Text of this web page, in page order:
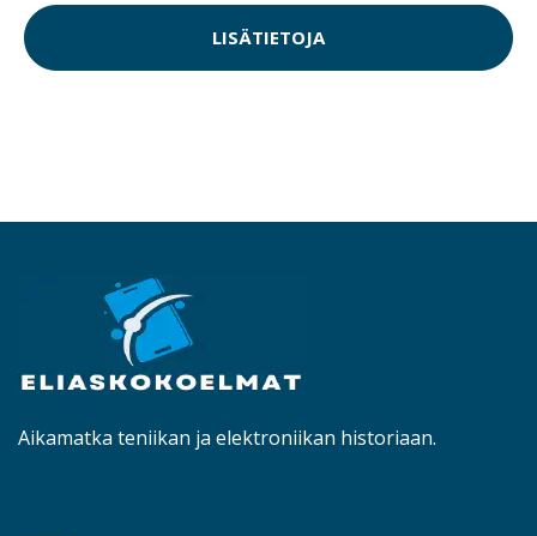
LISÄTIETOJA
Aikamatka teniikan ja elektroniikan historiaan.